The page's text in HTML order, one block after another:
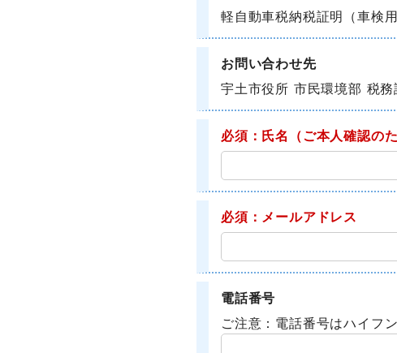
軽自動車税納税証明（車検
お問い合わせ先
宇土市役所 市民環境部 税
必須：氏名 （ご本人確認の
必須：メールアドレス
電話番号
ご注意：電話番号はハイフ